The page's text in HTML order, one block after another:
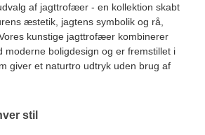
af jagttrofæer - en kollektion skabt
æstetik, jagtens symbolik og rå,
kunstige jagttrofæer kombinerer
moderne boligdesign og er fremstillet i
giver et naturtro udtryk uden brug af
stil